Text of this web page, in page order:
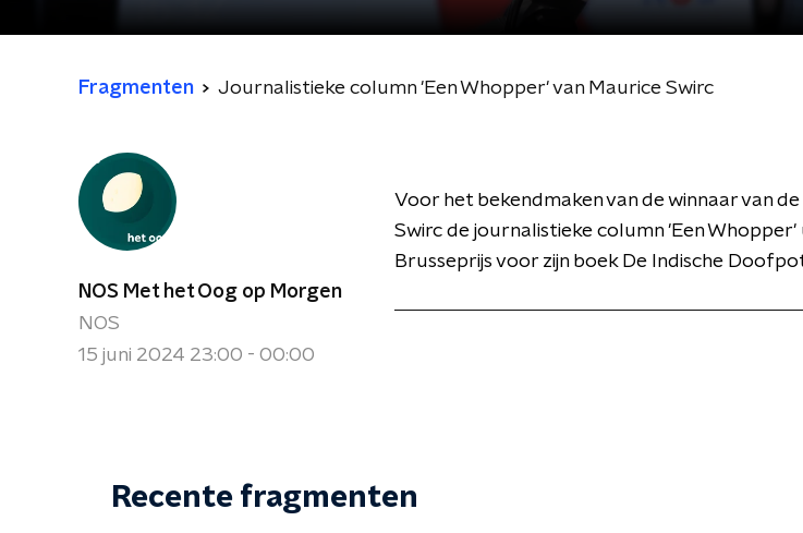
Fragmenten Journalistieke column 'Een Whopper' van Maurice Swirc
NOS Met het Oog op Morgen
NOS
15 juni 2024 23:00 - 00:00
Voor het bekendmaken van de winnaar van
Swirc de journalistieke column 'Een Whopper'
Brusseprijs voor zijn boek De Indische
Recente fragmenten